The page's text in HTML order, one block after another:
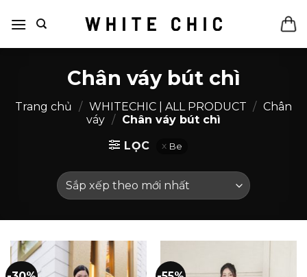
qua
Chân váy bút chì
Trang chủ / WHITECHIC | ALL PRODUCT / Chân
váy / Chân váy bút chì
LỌC
Be